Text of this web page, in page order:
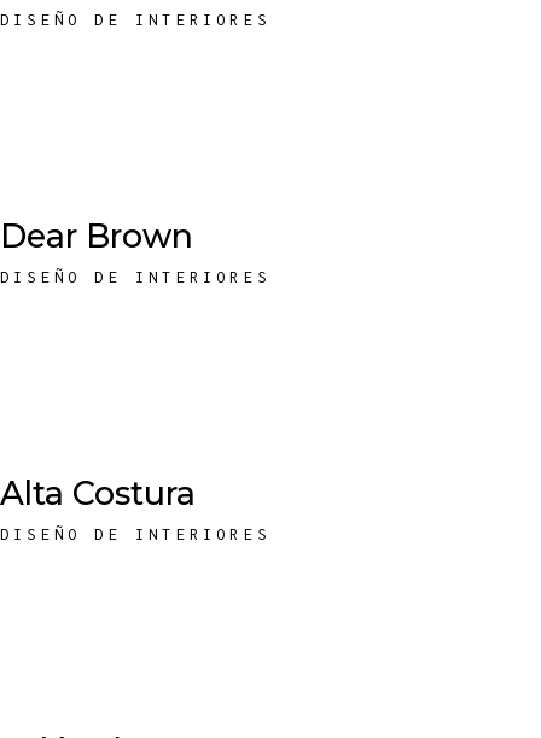
DISEÑO DE INTERIORES
Dear Brown
DISEÑO DE INTERIORES
Alta Costura
DISEÑO DE INTERIORES